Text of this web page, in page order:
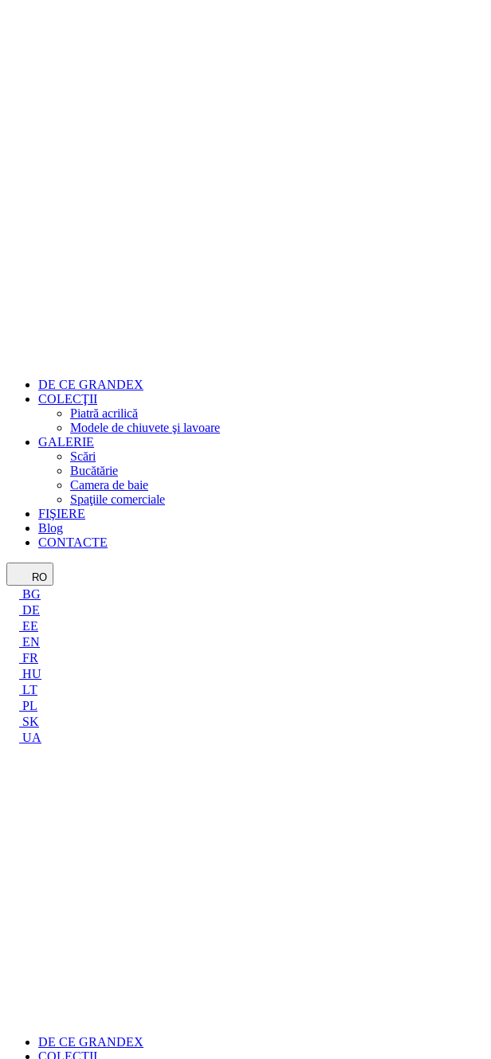
DE CE GRANDEX
COLECŢII
Piatră acrilică
Modele de chiuvete şi lavoare
GALERIE
Scări
Bucătărie
Camera de baie
Spaţiile comerciale
FIŞIERE
Blog
CONTACTE
RO
BG
DE
EE
EN
FR
HU
LT
PL
SK
UA
DE CE GRANDEX
COLECŢII